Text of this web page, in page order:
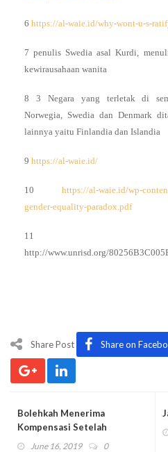
6 https://al-waie.id/why-wont-u-s-
7 penulis Swedia asal Kurdi,
kewirausahaan wanita
8 3 Negara yang terletak di
Norwegia, Swedia dan Denmark
lainnya yaitu Finlandia dan Islandia
9 https://al-waie.id/
10 https://al-waie.id/wp-
gender-equality-paradox.pdf
11
http://www.unrisd.org/
Share Post Share on
Bolehkah Menerima
Kompensasi Setelah
Pensiun?
June 16, 2019 0